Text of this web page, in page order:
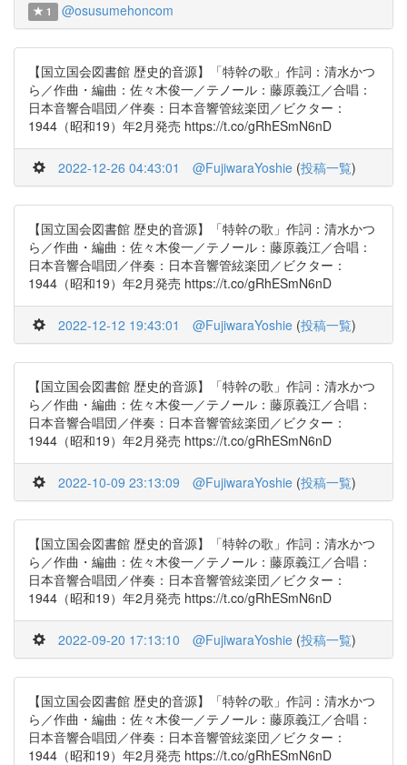
1 @osusumehoncom
【国立国会図書館 歴史的音源】「特幹の歌」作詞：清水かつ
ら／作曲・編曲：佐々木俊一／テノール：藤原義江／合唱：
日本音響合唱団／伴奏：日本音響管絃楽団／ビクター：
1944（昭和19）年2月発売 https://t.co/gRhESmN6nD
2022-12-26 04:43:01 @FujiwaraYoshie (投稿一覧)
【国立国会図書館 歴史的音源】「特幹の歌」作詞：清水かつ
ら／作曲・編曲：佐々木俊一／テノール：藤原義江／合唱：
日本音響合唱団／伴奏：日本音響管絃楽団／ビクター：
1944（昭和19）年2月発売 https://t.co/gRhESmN6nD
2022-12-12 19:43:01 @FujiwaraYoshie (投稿一覧)
【国立国会図書館 歴史的音源】「特幹の歌」作詞：清水かつ
ら／作曲・編曲：佐々木俊一／テノール：藤原義江／合唱：
日本音響合唱団／伴奏：日本音響管絃楽団／ビクター：
1944（昭和19）年2月発売 https://t.co/gRhESmN6nD
2022-10-09 23:13:09 @FujiwaraYoshie (投稿一覧)
【国立国会図書館 歴史的音源】「特幹の歌」作詞：清水かつ
ら／作曲・編曲：佐々木俊一／テノール：藤原義江／合唱：
日本音響合唱団／伴奏：日本音響管絃楽団／ビクター：
1944（昭和19）年2月発売 https://t.co/gRhESmN6nD
2022-09-20 17:13:10 @FujiwaraYoshie (投稿一覧)
【国立国会図書館 歴史的音源】「特幹の歌」作詞：清水かつ
ら／作曲・編曲：佐々木俊一／テノール：藤原義江／合唱：
日本音響合唱団／伴奏：日本音響管絃楽団／ビクター：
1944（昭和19）年2月発売 https://t.co/gRhESmN6nD